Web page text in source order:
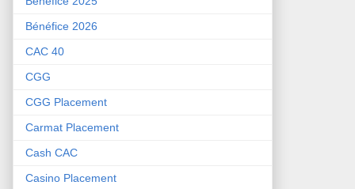
Bénéfice 2026
CAC 40
CGG
CGG Placement
Carmat Placement
Cash CAC
Casino Placement